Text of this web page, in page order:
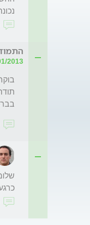
29/01/2013 |